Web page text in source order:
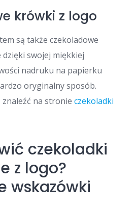
krówki z logo
są także czekoladowe
swojej miękkiej
nadruku na papierku
oryginalny sposób.
na stronie czekoladki
czekoladki
z logo?
wskazówki